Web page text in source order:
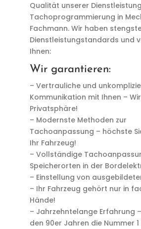
Qualität unserer
Tachoprogrammierung in
Fachmann. Wir haben
Dienstleistungstandards und
Ihnen:
Wir garantieren:
– Vertrauliche und
Kommunikation mit Ihnen –
Privatsphäre!
– Modernste Methoden zur
Tachoanpassung – höchste
Ihr Fahrzeug!
– Vollständige
Speicherorten in der
– Einstellung von
– Ihr Fahrzeug gehört nur in
Hände!
– Jahrzehntelange Erfahrung
den 90er Jahren die Nummer